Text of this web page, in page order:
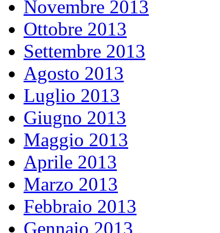
Novembre 2013
Ottobre 2013
Settembre 2013
Agosto 2013
Luglio 2013
Giugno 2013
Maggio 2013
Aprile 2013
Marzo 2013
Febbraio 2013
Gennaio 2013